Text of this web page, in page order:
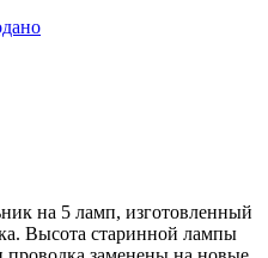
на 5 ламп, изготовленный
Высота старинной лампы